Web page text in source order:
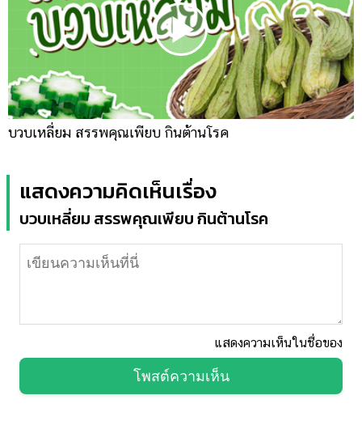
บวบเหลี่ยม สรรพคุณเพียบ กินต้านโรค
แสดงความคิดเห็นเรื่อง
บวบเหลี่ยม สรรพคุณเพียบ กินต้านโรค
แสดงความเห็นในชื่อของ
โพสต์ความเห็น